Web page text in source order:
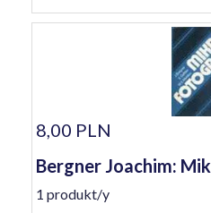
8,00 PLN
Bergner Joachim:
1 produkt/y